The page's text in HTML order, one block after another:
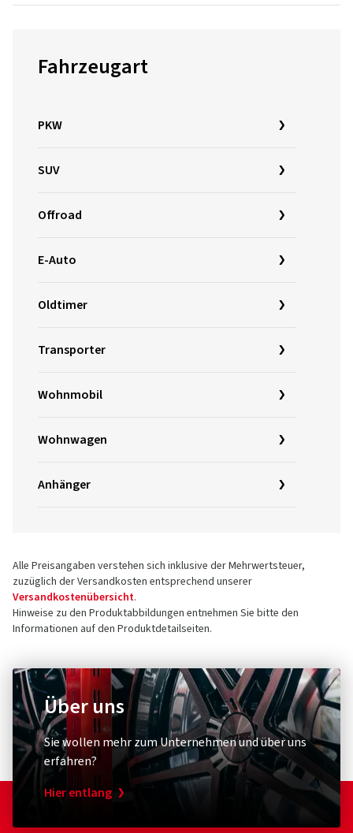
Fahrzeugart
PKW
SUV
Offroad
E-Auto
Oldtimer
Transporter
Wohnmobil
Wohnwagen
Anhänger
Alle Preisangaben verstehen sich inklusive der Mehrwertsteuer,
zuzüglich der Versandkosten entsprechend unserer
Versandkostenübersicht.
Hinweise zu den Produktabbildungen entnehmen Sie bitte den
Informationen auf den Produktdetailseiten.
Über uns
Sie wollen mehr zum Unternehmen und über uns
erfahren?
Hier entlang